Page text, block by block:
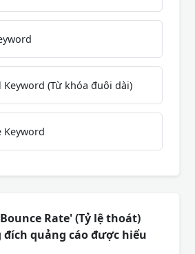
Keyword (Từ khóa đuôi dài)
Keyword
Rate' (Tỷ lệ thoát)
quảng cáo được hiểu